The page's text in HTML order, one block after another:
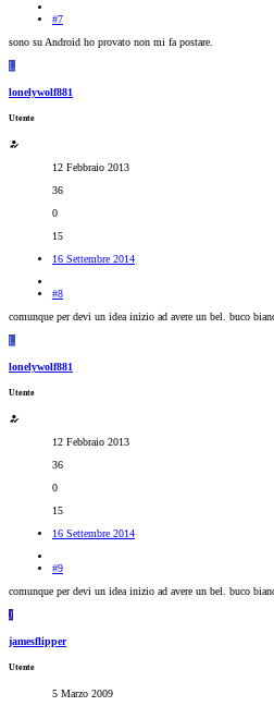
#7
sono su Android ho provato non mi fa postare.
L
lonelywolf881
Utente
12 Febbraio 2013
36
0
15
16 Settembre 2014
#8
comunque per devi un idea inizio ad avere un bel. buco
L
lonelywolf881
Utente
12 Febbraio 2013
36
0
15
16 Settembre 2014
#9
comunque per devi un idea inizio ad avere un bel. buco
J
jamesflipper
Utente
5 Marzo 2009